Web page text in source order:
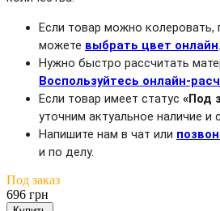
Если товар можно
можете выбрать цвет онлайн.
Нужно быстро рассчитать
Воспользуйтесь онлайн-
Если товар имеет статус «Под
уточним актуальное наличие и
Напишите нам в чат или
и по делу.
Под заказ
696 грн